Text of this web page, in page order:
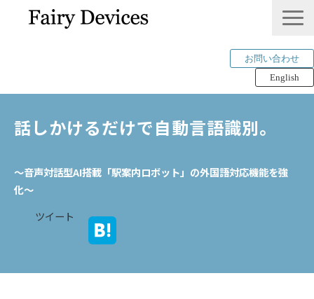
お問い合わせ
English
THINKLET®︎ / CWS
mimi®︎
Tech Blog
話しかけるだけで自動言語識別。
〜音声対話型AI搭載「駅案内ロボット」の外国語対応機能を強
化〜
ツイート